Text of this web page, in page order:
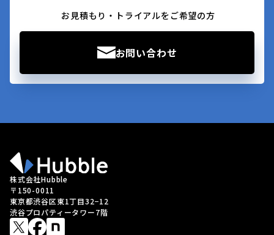
お見積もり・トライアルをご希望の方
お問い合わせ
株式会社Hubble
〒150-0011
東京都渋谷区東1丁目32−12
渋谷プロパティータワー7階